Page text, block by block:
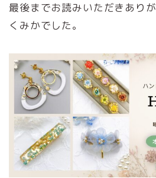
最後までお読みいただきあり
くみかでした。